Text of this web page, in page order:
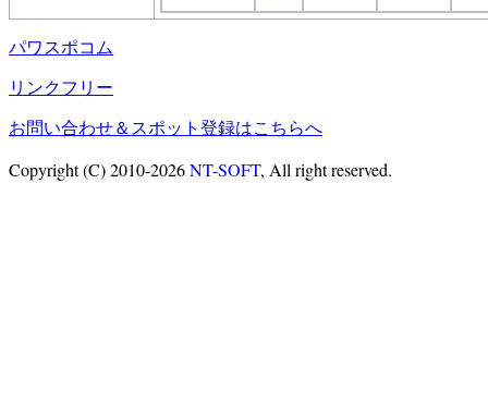
パワスポコム
リンクフリー
お問い合わせ＆スポット登録はこちらへ
Copyright (C) 2010-2026NT-SOFT, All right reserved.